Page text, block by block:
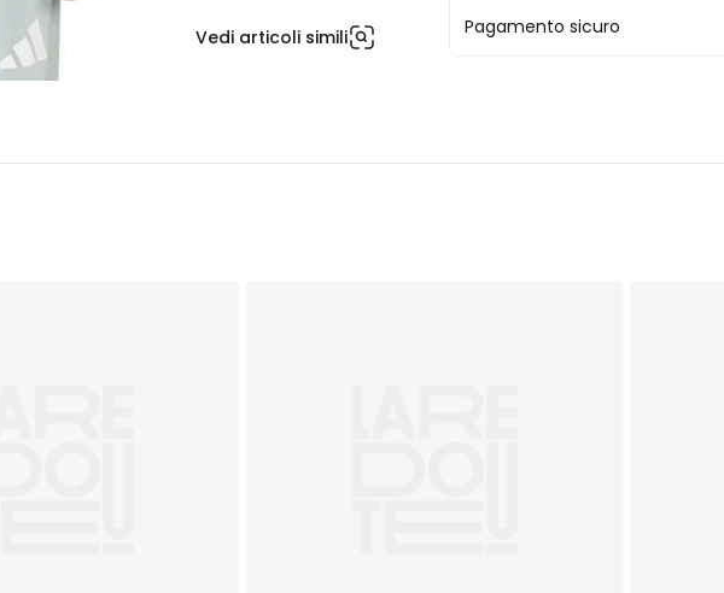
Vedi articoli simili Pagamento sicuro